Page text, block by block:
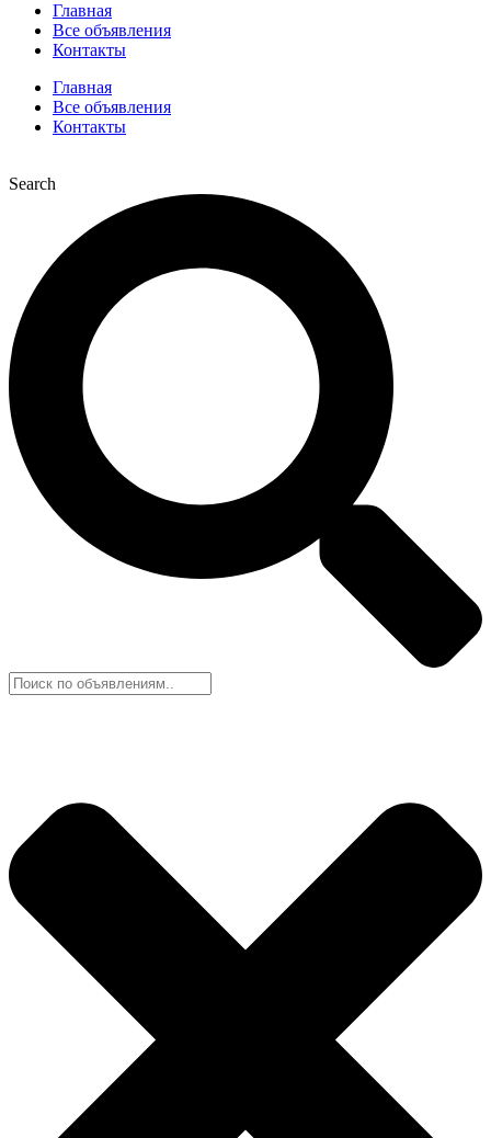
Главная
Все объявления
Контакты
Главная
Все объявления
Контакты
Search